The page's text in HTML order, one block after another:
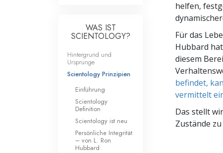
helfen,
Für das
Hubbard
diesem
befindet,
vermittelt
Das stellt
Zustände
WAS IST
SCIENTOLOGY?
Hintergrund und
Ursprünge
Scientology Prinzipien
Einführung
Scientology
Definition
Scientology ist neu
Persönliche Integrität
– von L. Ron
Hubbard